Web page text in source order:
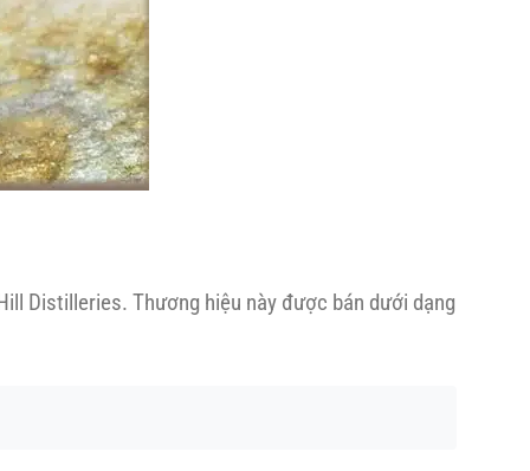
Distilleries. Thương hiệu này được bán dưới dạng